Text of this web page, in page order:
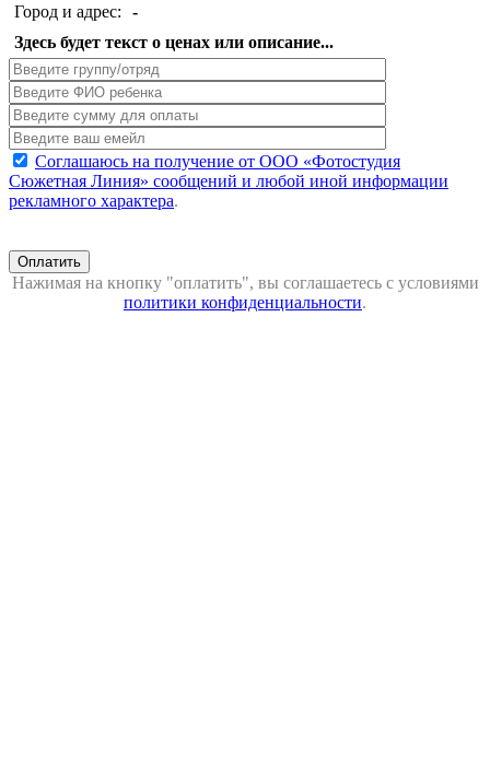
Город и адрес:
-
Здесь будет текст о ценах или описание...
Соглашаюсь на получение от ООО «Фотостудия
Сюжетная Линия» сообщений и любой иной информации
рекламного характера.
Оплатить
Нажимая на кнопку "оплатить", вы соглашаетесь с условиями
политики конфиденциальности.